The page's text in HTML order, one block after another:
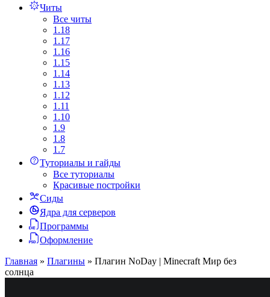
Читы
Все читы
1.18
1.17
1.16
1.15
1.14
1.13
1.12
1.11
1.10
1.9
1.8
1.7
Туториалы и гайды
Все туториалы
Красивые постройки
Сиды
Ядра для серверов
Программы
Оформление
Главная » Плагины » Плагин NoDay | Minecraft Мир без
солнца